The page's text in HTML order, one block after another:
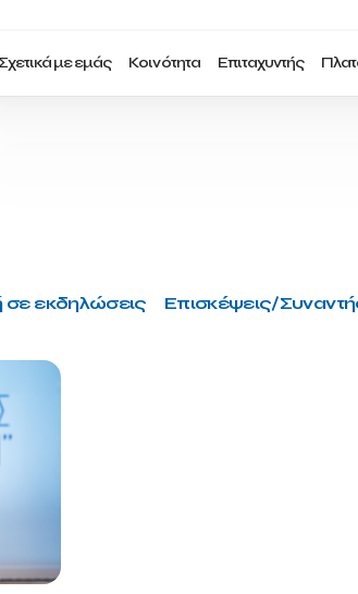
Σχετικά με εμάς Κοινότητα Επιταχυντής
σε εκδηλώσεις Επισκέψεις/